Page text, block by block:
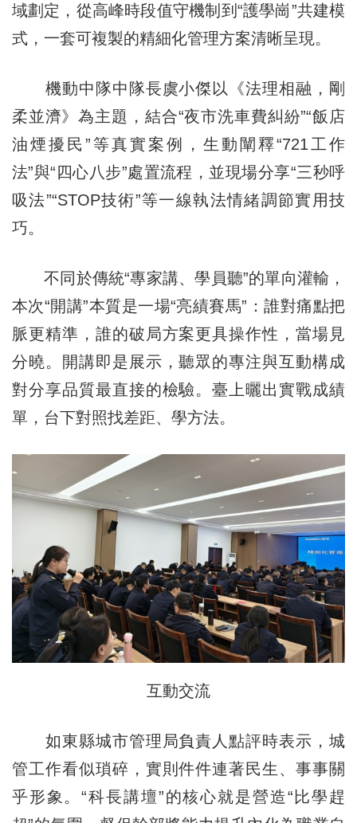
域劃定，從高峰時段值守機制到“護學崗”共建模
式，一套可複製的精細化管理方案清晰呈現。
機動中隊中隊長虞小傑以《法理相融，剛
柔並濟》為主題，結合“夜市洗車費糾紛”“飯店
油煙擾民”等真實案例，生動闡釋“721工作
法”與“四心八步”處置流程，並現場分享“三秒呼
吸法”“STOP技術”等一線執法情緒調節實用技
巧。
不同於傳統“專家講、學員聽”的單向灌輸，
本次“開講”本質是一場“亮績賽馬”：誰對痛點把
脈更精準，誰的破局方案更具操作性，當場見
分曉。開講即是展示，聽眾的專注與互動構成
對分享品質最直接的檢驗。臺上曬出實戰成績
單，台下對照找差距、學方法。
互動交流
如東縣城市管理局負責人點評時表示，城
管工作看似瑣碎，實則件件連著民生、事事關
乎形象。“科長講壇”的核心就是營造“比學趕